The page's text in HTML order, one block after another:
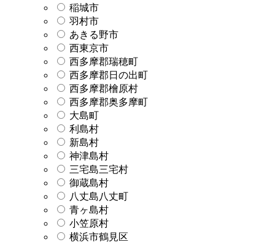
稲城市
羽村市
あきる野市
西東京市
西多摩郡瑞穂町
西多摩郡日の出町
西多摩郡檜原村
西多摩郡奥多摩町
大島町
利島村
新島村
神津島村
三宅島三宅村
御蔵島村
八丈島八丈町
青ヶ島村
小笠原村
横浜市鶴見区